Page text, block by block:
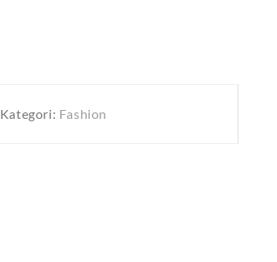
Kategori: Fashion